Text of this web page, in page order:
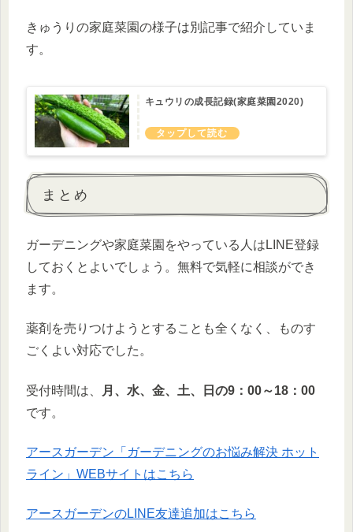
きゅうりの家庭菜園の様子は別記事で紹介していま
す。
キュウリの成長記録(家庭菜園2020)
まとめ
ガーデニングや家庭菜園をやっている人はLINE登録
しておくとよいでしょう。無料で気軽に相談ができ
ます。
薬剤を売りつけようとすることも全くなく、ものす
ごくよい対応でした。
受付時間は、
月、水、金、土、日の9：00～18：00
です。
アースガーデン「ガーデニングのお悩み解決 ホット
ライン」WEBサイトはこちら
アースガーデンのLINE友達追加はこちら